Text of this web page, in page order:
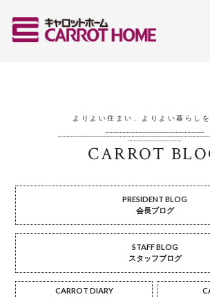
よりよい住まい、よりよい暮らし
CARROT
PRESIDENT BLOG
会長ブログ
STAFF BLOG
スタッフブログ
CARROT DIARY